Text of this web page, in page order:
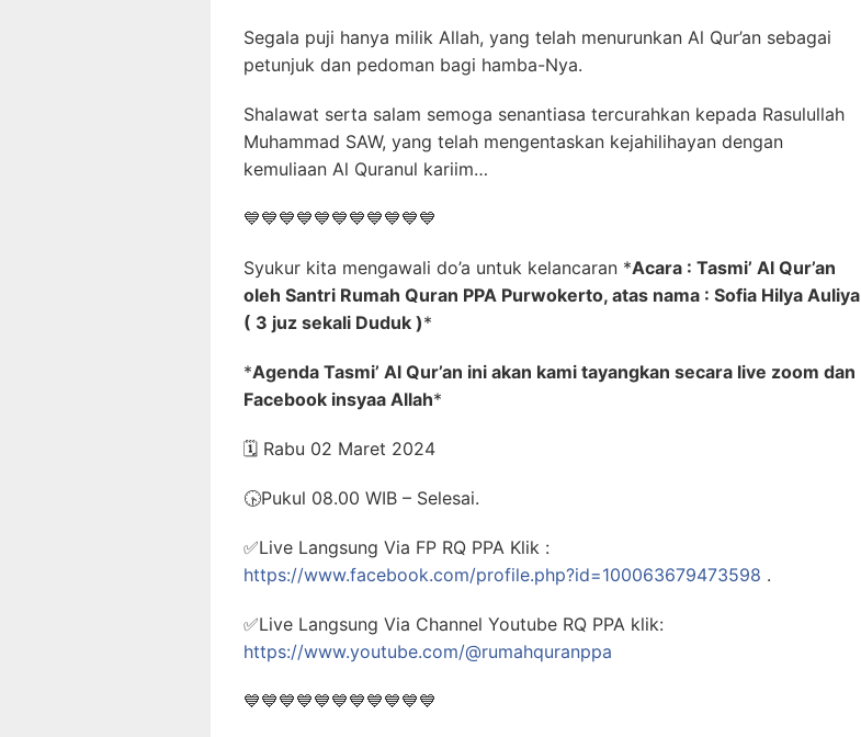
Segala puji hanya milik Allah, yang telah menurunkan Al Qur’an sebagai
petunjuk dan pedoman bagi hamba-Nya.
Shalawat serta salam semoga senantiasa tercurahkan kepada Rasulullah
Muhammad SAW, yang telah mengentaskan kejahilihayan dengan
kemuliaan Al Quranul kariim…
💙💙💙💙💙💙💙💙💙💙💙
Syukur kita mengawali do’a untuk kelancaran *Acara : Tasmi’ Al Qur’an
oleh Santri Rumah Quran PPA Purwokerto, atas nama : Sofia Hilya Auliya
( 3 juz sekali Duduk )*
*Agenda Tasmi’ Al Qur’an ini akan kami tayangkan secara live zoom dan
Facebook insyaa Allah*
🗓️ Rabu 02 Maret 2024
🕟Pukul 08.00 WIB – Selesai.
✅Live Langsung Via FP RQ PPA Klik :
https://www.facebook.com/profile.php?id=100063679473598 .
✅Live Langsung Via Channel Youtube RQ PPA klik:
https://www.youtube.com/@rumahquranppa
💙💙💙💙💙💙💙💙💙💙💙